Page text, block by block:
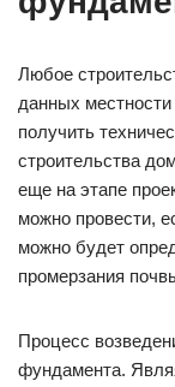
Любое
данных местности
получить
строительства
еще на этапе
можно провести,
можно будет
промерзания
Процесс
фундамента.